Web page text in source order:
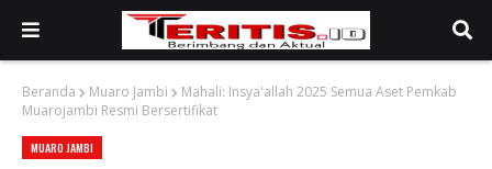
Beranda Muaro Jambi
Mahali: Insya'allah 2025 Semua Aset Pemkab
Muarojambi Resmi Bersertifikat
MUARO JAMBI